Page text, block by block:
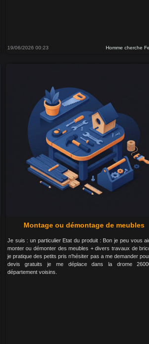
19/06/2026 00:23 Homme cherche
Montage ou démontage de meubles
Je suis : un particulier Etat du produit : Bon je peu vous
monter ou démonter des meubles + divers travaux de
je pratique des petits pris n'hésiter pas a me demander
devis gratuits je me déplace dans la drome
département voisins.